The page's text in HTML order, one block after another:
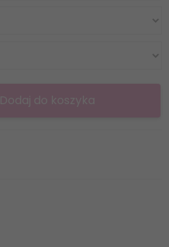
Dodaj do koszyka